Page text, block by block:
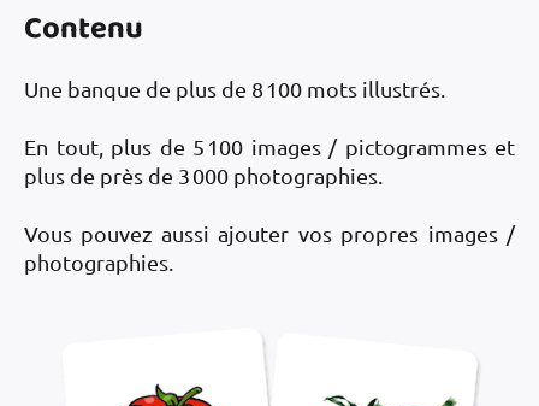
Comparaison des outils
Vidéos
Témoignages
Contact
Lettre d’information
Nous contacter
Contenu
Une banque de plus de 8 100 mots illustrés.
En tout, plus de 5 100 images / pictogrammes et
plus de près de 3 000 photographies.
Vous pouvez aussi ajouter vos propres images /
photographies.